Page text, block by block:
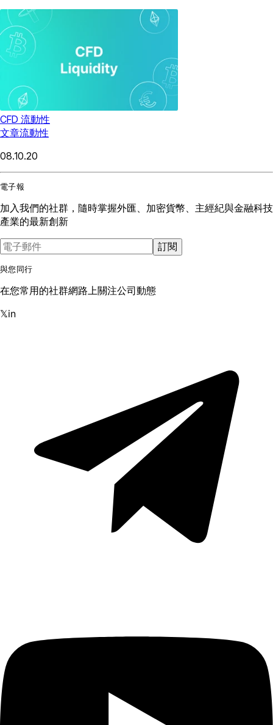
CFD 流動性
文章流動性
08.10.20
電子報
加入我們的社群，隨時掌握外匯、加密貨幣、主經紀與金融科技
產業的最新創新
訂閱
與您同行
在您常用的社群網路上關注公司動態
𝕏in